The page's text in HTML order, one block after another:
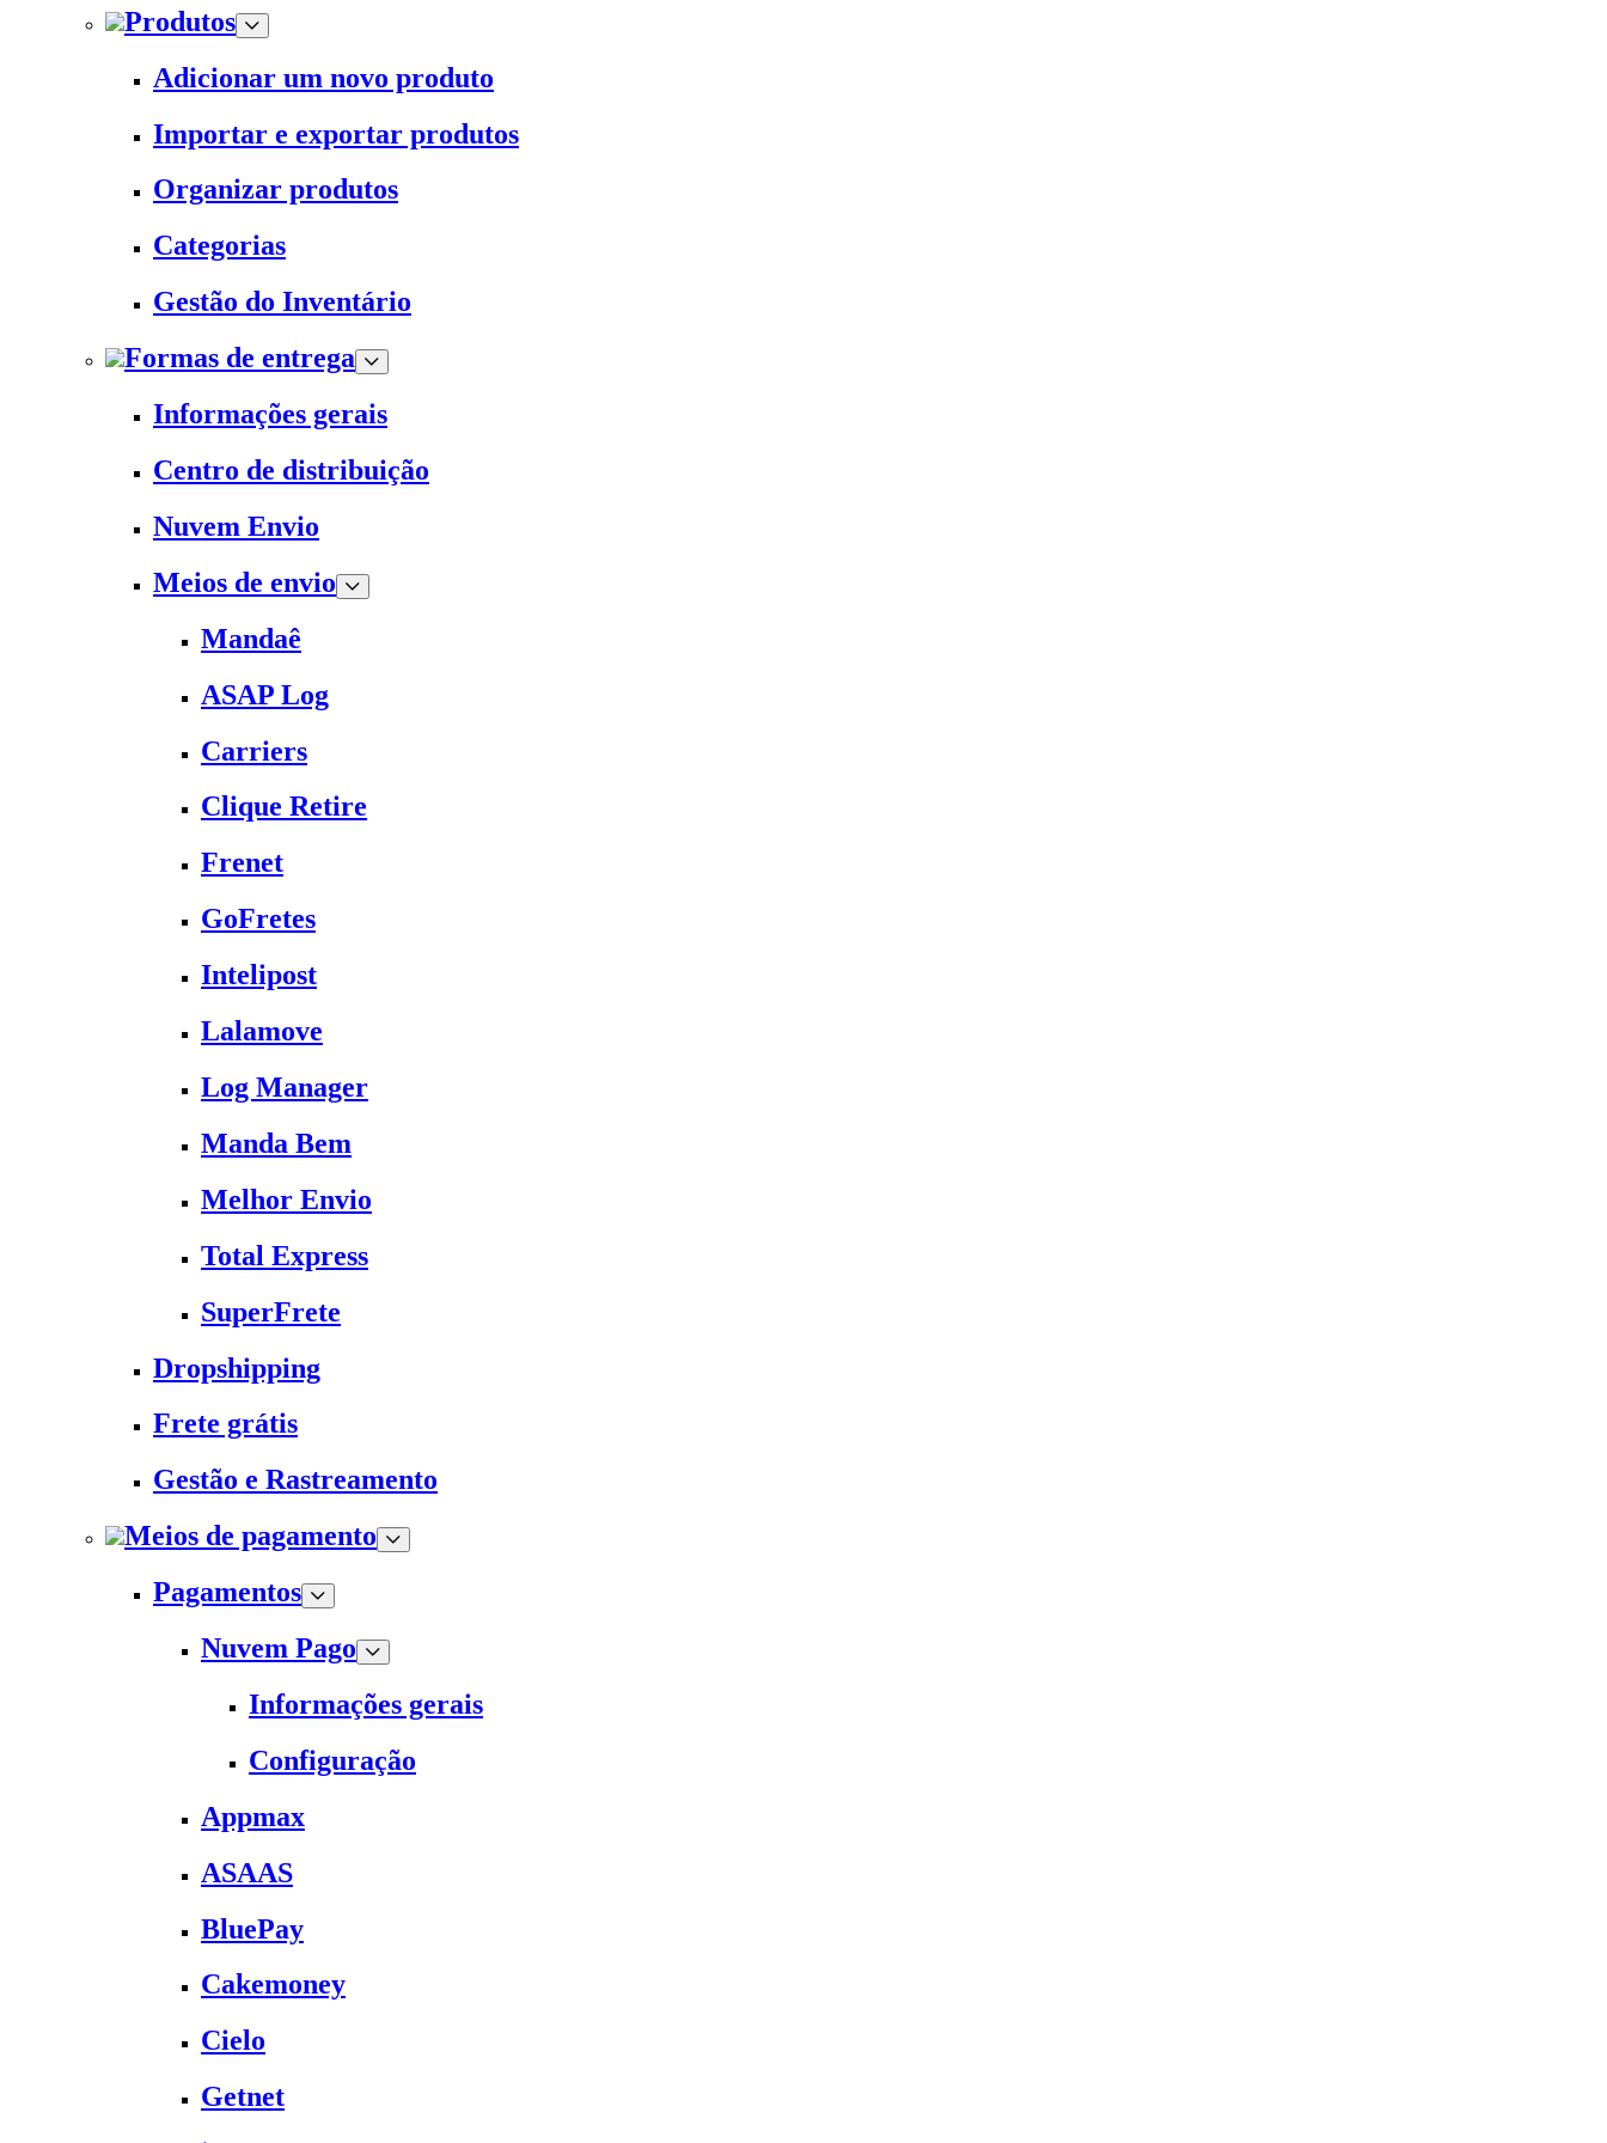
Produtos
Adicionar um novo produto
Importar e exportar produtos
Organizar produtos
Categorias
Gestão do Inventário
Formas de entrega
Informações gerais
Centro de distribuição
Nuvem Envio
Meios de envio
Mandaê
ASAP Log
Carriers
Clique Retire
Frenet
GoFretes
Intelipost
Lalamove
Log Manager
Manda Bem
Melhor Envio
Total Express
SuperFrete
Dropshipping
Frete grátis
Gestão e Rastreamento
Meios de pagamento
Pagamentos
Nuvem Pago
Informações gerais
Configuração
Appmax
ASAAS
BluePay
Cakemoney
Cielo
Getnet